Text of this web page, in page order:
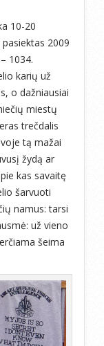
10-20
2009
1034.
karių už
o dažniausiai
miestų
trečdalis
tą mažai
žydą ar
kas savaitę
šarvuoti
namus: tarsi
už vieno
šeima